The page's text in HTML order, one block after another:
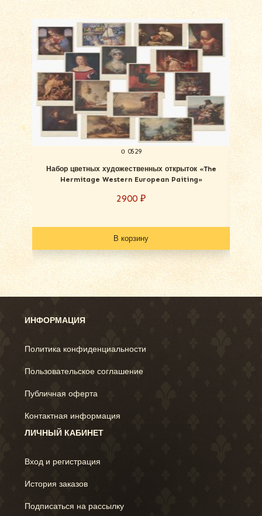
о 0529
Набор цветных художественных открыток «The
Hermitage Western European Paiting»
2900 ₽
В корзину
ИНФОРМАЦИЯ
Политика конфиденциальности
Пользовательское соглашение
Публичная оферта
Контактная информация
ЛИЧНЫЙ КАБИНЕТ
Вход и регистрация
История заказов
Подписаться на рассылку